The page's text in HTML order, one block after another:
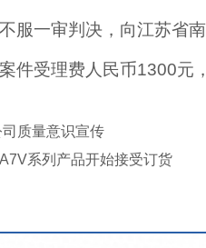
服一审判决，向江苏省
件受理费人民币1300元
司质量意识宣传
系列产品开始接受订货